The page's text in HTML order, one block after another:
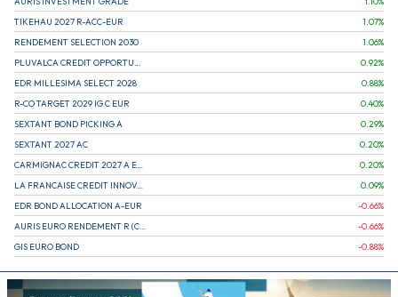
TIKEHAU 2027 R-ACC-EUR
1.07%
RENDEMENT SELECTION 2030
1.06%
0.92%
EDR MILLESIMA SELECT 2028
0.88%
R-CO TARGET 2029 IG C EUR
0.40%
SEXTANT BOND PICKING A
0.29%
SEXTANT 2027 AC
0.20%
0.20%
LA FRANCAISE CREDIT INNOVATION
0.09%
EDR BOND ALLOCATION A-EUR
-0.66%
-0.66%
GIS EURO BOND
-0.88%